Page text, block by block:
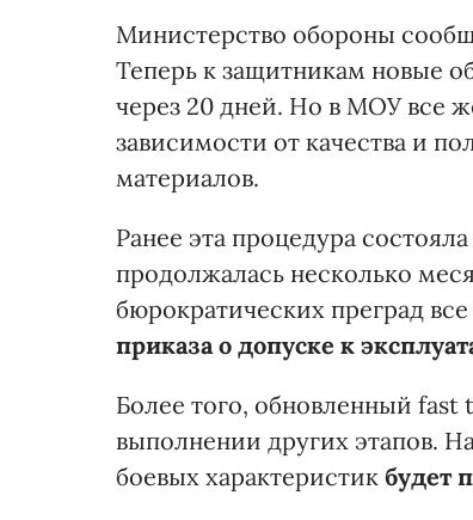
Министерство обороны
Теперь к защитникам новые
через 20 дней. Но в МОУ все
зависимости от качества и
материалов.
Ранее эта процедура
продолжалась несколько
бюрократических преград
приказа о допуске к
Более того, обновленный
выполнении других этапов.
боевых характеристик будет